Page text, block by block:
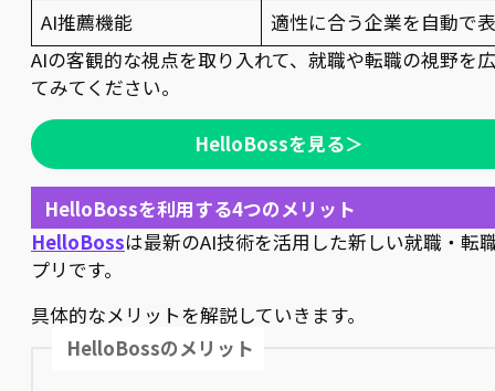
AI推薦機能
適性に合う企業を自動で
AIの客観的な視点を取り入れて、就職や転職の視野を
てみてください。
HelloBossを見る＞
HelloBossを利用する4つのメリット
HelloBossは最新のAI技術を活用した新しい就職・転
プリです。
具体的なメリットを解説していきます。
HelloBossのメリット